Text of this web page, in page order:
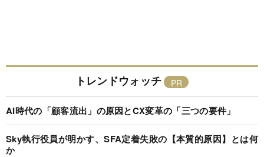
トレンドウォッチ
AI時代の「顧客流出」の原因とCX変革の「三つの要件」
Sky執行役員が明かす、SFA定着失敗の【本質的原因】とは何
か